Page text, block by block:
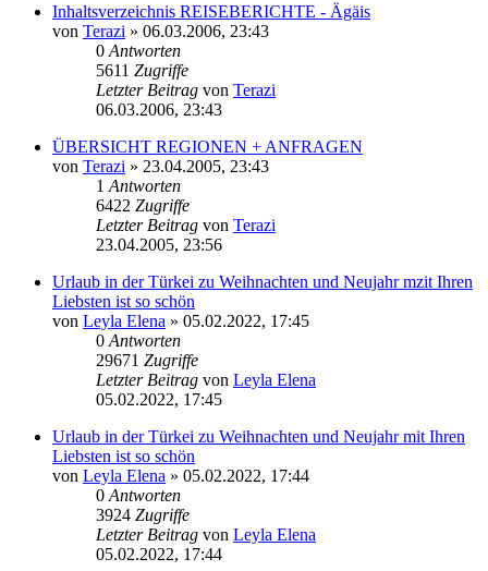
Inhaltsverzeichnis REISEBERICHTE - Ägäis
von Terazi » 06.03.2006, 23:43
0 Antworten
5611 Zugriffe
Letzter Beitrag von Terazi
06.03.2006, 23:43
ÜBERSICHT REGIONEN + ANFRAGEN
von Terazi » 23.04.2005, 23:43
1 Antworten
6422 Zugriffe
Letzter Beitrag von Terazi
23.04.2005, 23:56
Urlaub in der Türkei zu Weihnachten und Neujahr mzit Ihren
Liebsten ist so schön
von Leyla Elena » 05.02.2022, 17:45
0 Antworten
29671 Zugriffe
Letzter Beitrag von Leyla Elena
05.02.2022, 17:45
Urlaub in der Türkei zu Weihnachten und Neujahr mit Ihren
Liebsten ist so schön
von Leyla Elena » 05.02.2022, 17:44
0 Antworten
3924 Zugriffe
Letzter Beitrag von Leyla Elena
05.02.2022, 17:44